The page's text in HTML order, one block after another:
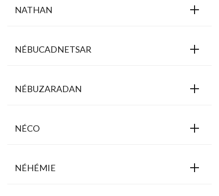
NATHAN
NÉBUCADNETSAR
NÉBUZARADAN
NÉCO
NÉHÉMIE